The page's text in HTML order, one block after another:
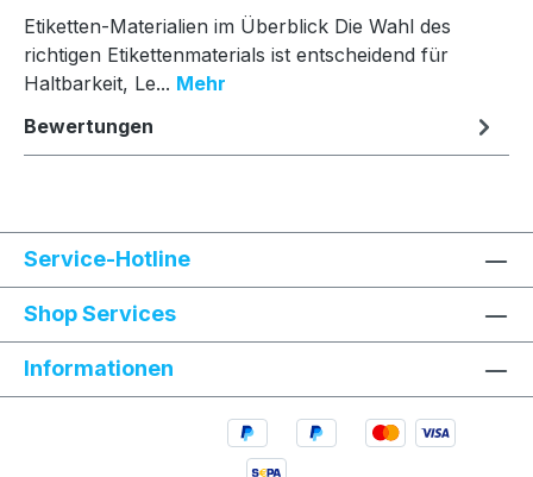
Etiketten-Materialien im Überblick Die Wahl des
richtigen Etikettenmaterials ist entscheidend für
Haltbarkeit, Le... Mehr
Bewertungen
Service-Hotline
Shop Services
Informationen